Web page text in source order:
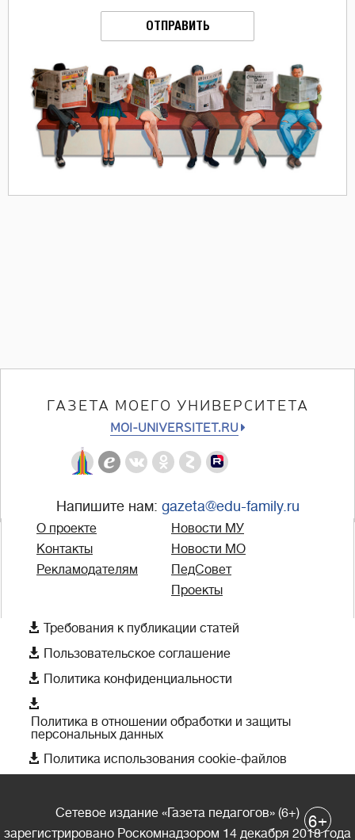
ОТПРАВИТЬ
ГАЗЕТА МОЕГО УНИВЕРСИТЕТА
MOI-UNIVERSITET.RU
Напишите нам: gazeta@edu-family.ru
О проекте
Контакты
Рекламодателям
Новости МУ
Новости МО
ПедСовет
Проекты
 Требования к публикации статей
 Пользовательское соглашение
 Политика конфиденциальности

Политика в отношении обработки и защиты
персональных данных
 Политика использования cookie-файлов
Сетевое издание «Газета педагогов» (6+)
зарегистрировано Роскомнадзором 14 декабря 2018 года
6+